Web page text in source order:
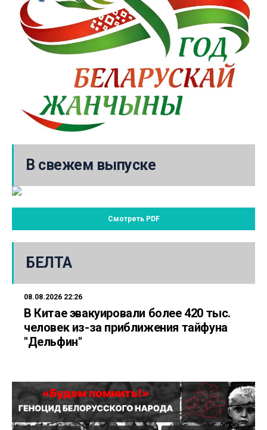
В свежем выпуске
Смотреть PDF
БЕЛТА
08.08.2026 22:26
В Китае эвакуировали более 420 тыс.
человек из-за приближения тайфуна
"Дельфин"